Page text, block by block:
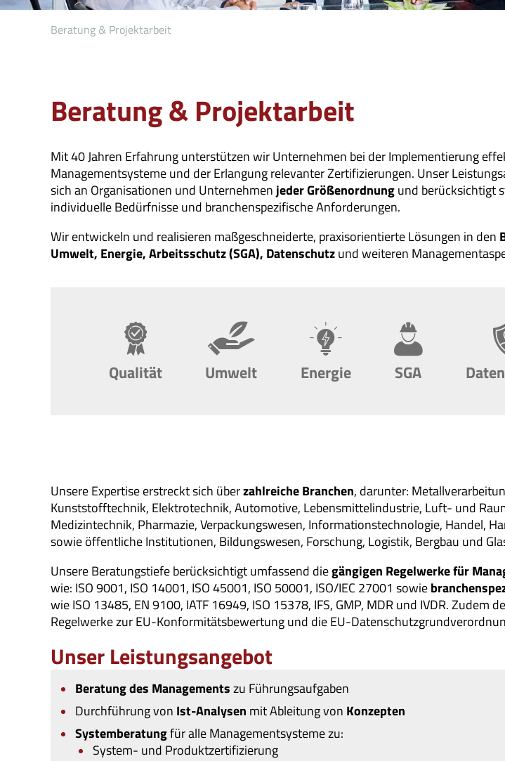
Beratung & Projektarbeit
Beratung & Projektarbeit
Mit 40 Jahren Erfahrung unterstützen wir Unternehmen bei der Implementierung
Managementsysteme und der Erlangung relevanter Zertifizierungen. Unser
sich an Organisationen und Unternehmen jeder Größenordnungund berücksichtigt
individuelle Bedürfnisse und branchenspezifische Anforderungen.
Wir entwickeln und realisieren maßgeschneiderte, praxisorientierte Lösungen in den
Umwelt, Energie, Arbeitsschutz (SGA), Datenschutzund weiteren
Qualität Umwelt Energie SGA
Unsere Expertise erstreckt sich überzahlreiche Branchen, darunter:
Kunststofftechnik, Elektrotechnik, Automotive, Lebensmittelindustrie, Luft- und
Medizintechnik, Pharmazie, Verpackungswesen, Informationstechnologie, Handel,
sowie öffentliche Institutionen, Bildungswesen, Forschung, Logistik, Bergbau und
Unsere Beratungstiefe berücksichtigt umfassend diegängigen Regelwerke für
wie: ISO 9001, ISO 14001, ISO 45001, ISO 50001, ISO/IEC 27001 sowie
wie ISO 13485, EN 9100, IATF 16949, ISO 15378, IFS, GMP, MDR und IVDR. Zudem
Regelwerke zur EU-Konformitätsbewertung und die EU-
Unser Leistungsangebot
Beratung des Managementszu Führungsaufgaben
Durchführung von Ist-Analysen mit Ableitung von Konzepten
Systemberatungfür alle Managementsysteme zu:
System- und Produktzertifizierung